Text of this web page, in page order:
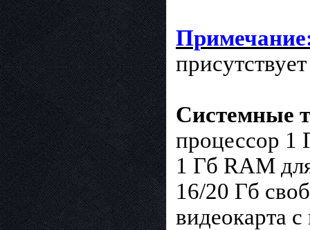
Системные
процессор 1
1 Гб RAM
16/20 Гб
видеокарта